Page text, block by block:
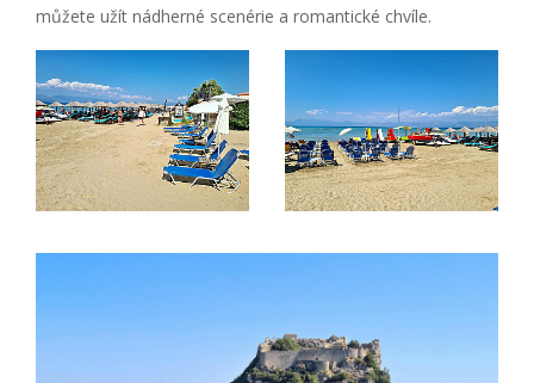
můžete užít nádherné scenérie a romantické chvíle.